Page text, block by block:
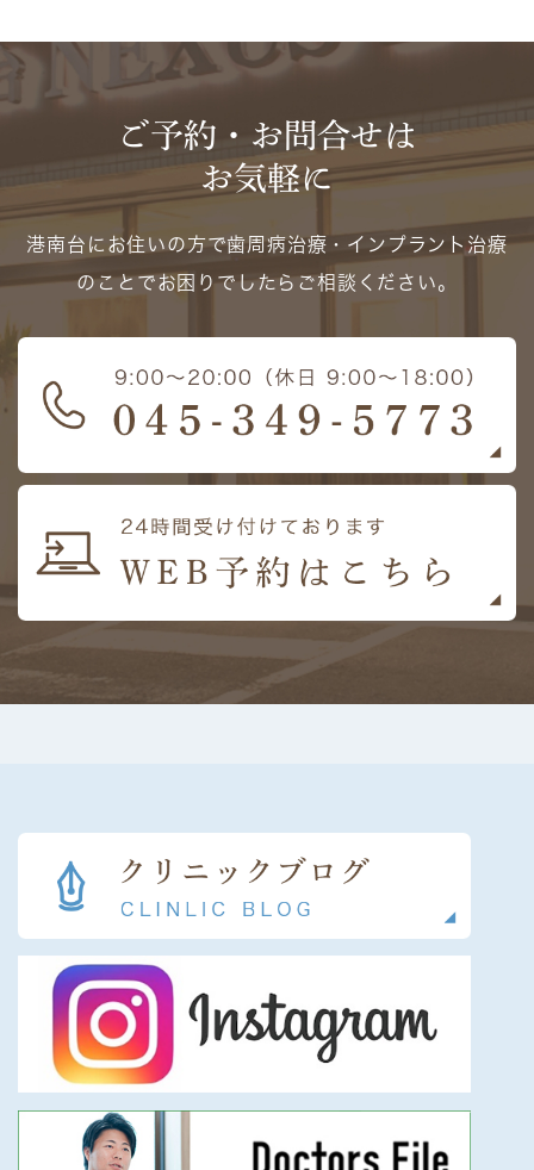
ご予約・お問合せは
お気軽に
港南台にお住いの方で歯周病治療・インプラント治療
のことでお困りでしたらご相談ください。